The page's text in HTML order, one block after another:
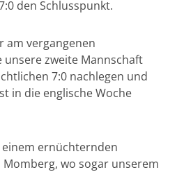
den Schlusspunkt.
am vergangenen
zweite Mannschaft
7:0 nachlegen und
in die englische Woche
einem ernüchternden
wo sogar unserem